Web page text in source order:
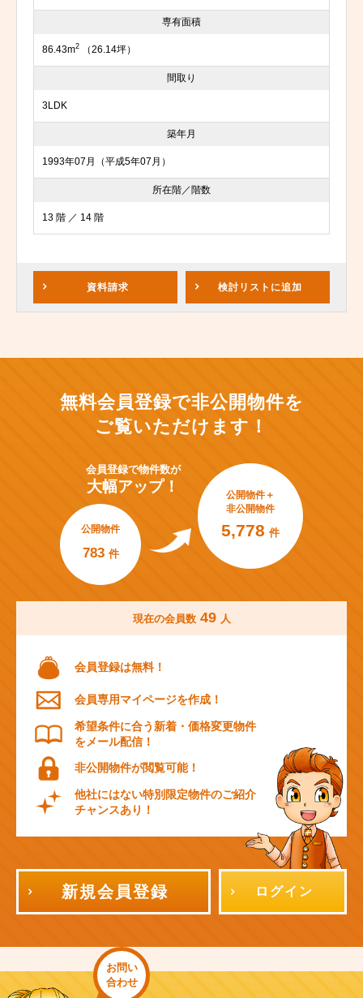
専有面積
86.43m2 （26.14坪）
間取り
3LDK
築年月
1993年07月（平成5年07月）
所在階／階数
13 階 ／ 14 階
資料請求 検討リスト に追加
無料会員登録で非公開物件を
ご覧いただけます！
会員登録で物件数が
大幅アップ！
公開物件
783 件
公開物件＋
非公開物件
5,778 件
現在の会員数 49 人
会員登録は無料！
会員専用マイページを作成！
希望条件に合う新着・価格変更物件
をメール配信！
非公開物件が閲覧可能！
他社にはない特別限定物件のご紹介
チャンスあり！
新規会員登録 ログイン
お問い
合わせ